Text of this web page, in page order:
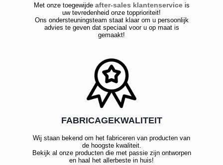
Met onze toegewijde after-sales klantenserviceis
uw tevredenheid onze topprioriteit!
Ons ondersteuningsteam staat klaar om u persoonlijk
advies te geven dat speciaal voor u op maat is
gemaakt!
FABRICAGEKWALITEIT
Wij staan bekend om het fabriceren van producten van
de hoogste kwaliteit.
Bekijk al onze producten die met passie zijn ontworpen
en haal het allerbeste in huis!